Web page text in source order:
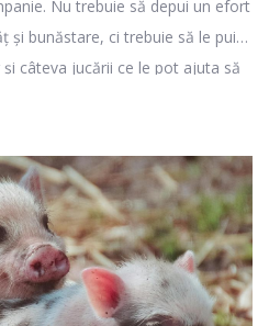
Nu trebuie să depui un efort
și bunăstare, ci trebuie să le pui la
câteva jucării ce le pot ajuta să
energia. Iată mai jos un articol
informații utile pentru felinele
pentru cele care sunt
câteva recomandări de
Farm Land, care te pot ajuta să-i